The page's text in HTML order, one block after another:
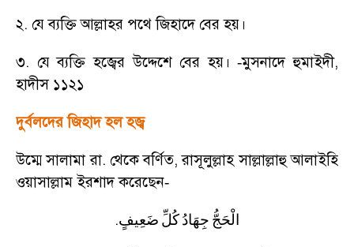
২. যে ব্যক্তি আল্লাহর পথে জিহাদে বের হয়।
৩. যে ব্যক্তি হজ্বের উদ্দেশে বের হয়।-মুসনাদে হুমাইদী,
হাদীস ১১২১
দুর্বলদের জিহাদ হল হজ্ব
উম্মে সালামা রা. থেকে বর্ণিত,রাসূলুল্লাহ সাল্লাল্লাহু আলাইহি
ওয়াসাল্লাম ইরশাদ করেছেন-
الْحَجُّ جِهَادُكُلِّ ضَعِيفٍ.